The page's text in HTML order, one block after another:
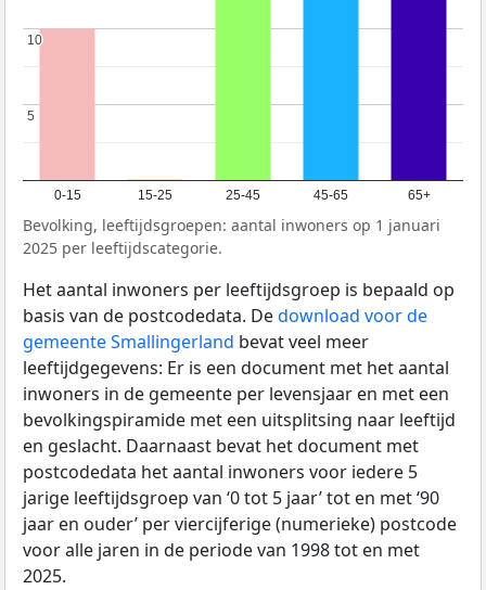
0-15 15-25 25-45 45-65 65+
5
5
10
10
Bevolking, leeftijdsgroepen: aantal inwoners op 1 januari
2025 per leeftijdscategorie.
Het aantal inwoners per leeftijdsgroep is bepaald op
basis van de postcodedata. Dedownload voor de
gemeente Smallingerland bevat veel meer
leeftijdgegevens: Er is een document met het aantal
inwoners in de gemeente per levensjaar en met een
bevolkingspiramide met een uitsplitsing naar leeftijd
en geslacht. Daarnaast bevat het document met
postcodedata het aantal inwoners voor iedere 5
jarige leeftijdsgroep van ‘0 tot 5 jaar’ tot en met ‘90
jaar en ouder’ per viercijferige (numerieke) postcode
voor alle jaren in de periode van 1998 tot en met
2025.